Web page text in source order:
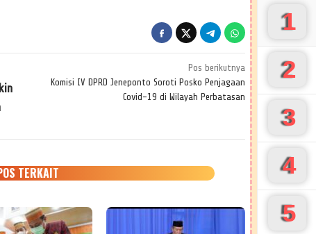
Pos berikutnya
Komisi IV DPRD Jeneponto Soroti Posko Penjagaan
Covid-19 di Wilayah Perbatasan
TERKAIT
1
2
3
4
5